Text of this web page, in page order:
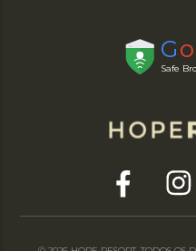
total de movimento.
top de
do treino. Para atividades
Treinos de médio impacto,
suporte intermediário.
Já corrida e crossfit exigem